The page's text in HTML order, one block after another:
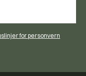
for personvern